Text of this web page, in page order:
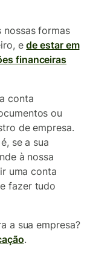
nossas formas
ede estar em
financeiras
conta
ou
de empresa.
se a sua
à nossa
uma conta
fazer tudo
a sua empresa?
.